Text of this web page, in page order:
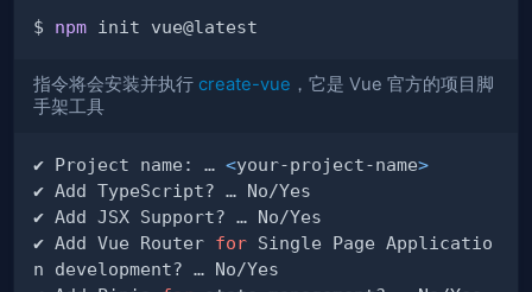
$ npm
指令将会安装并执行 create-vue ，它是 Vue 官方的项目脚
手架工具
✔ Project name: … <your-project-name>
✔ Add Vue Router for Single Page Applicatio